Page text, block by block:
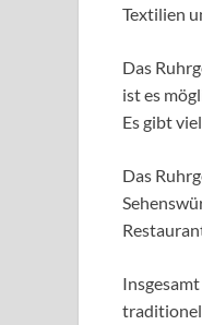
Textilien
Das
ist es
Es gibt
Das